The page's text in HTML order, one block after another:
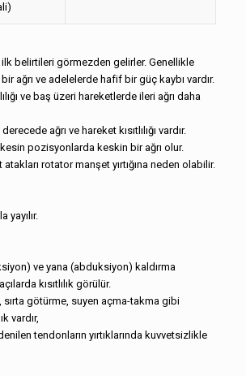
belirtileri görmezden gelirler. Genellikle
ağrı ve adelelerde hafif bir güç kaybı vardır.
ve baş üzeri hareketlerde ileri ağrı daha
ağrı ve hareket kısıtlılığı vardır.
pozisyonlarda keskin bir ağrı olur.
atakları rotator manşet yırtığına neden olabilir.
yayılır.
ve yana (abduksiyon) kaldırma
kısıtlılık görülür.
sırta götürme, suyen açma-takma gibi
vardır,
tendonların yırtıklarında kuvvetsizlikle